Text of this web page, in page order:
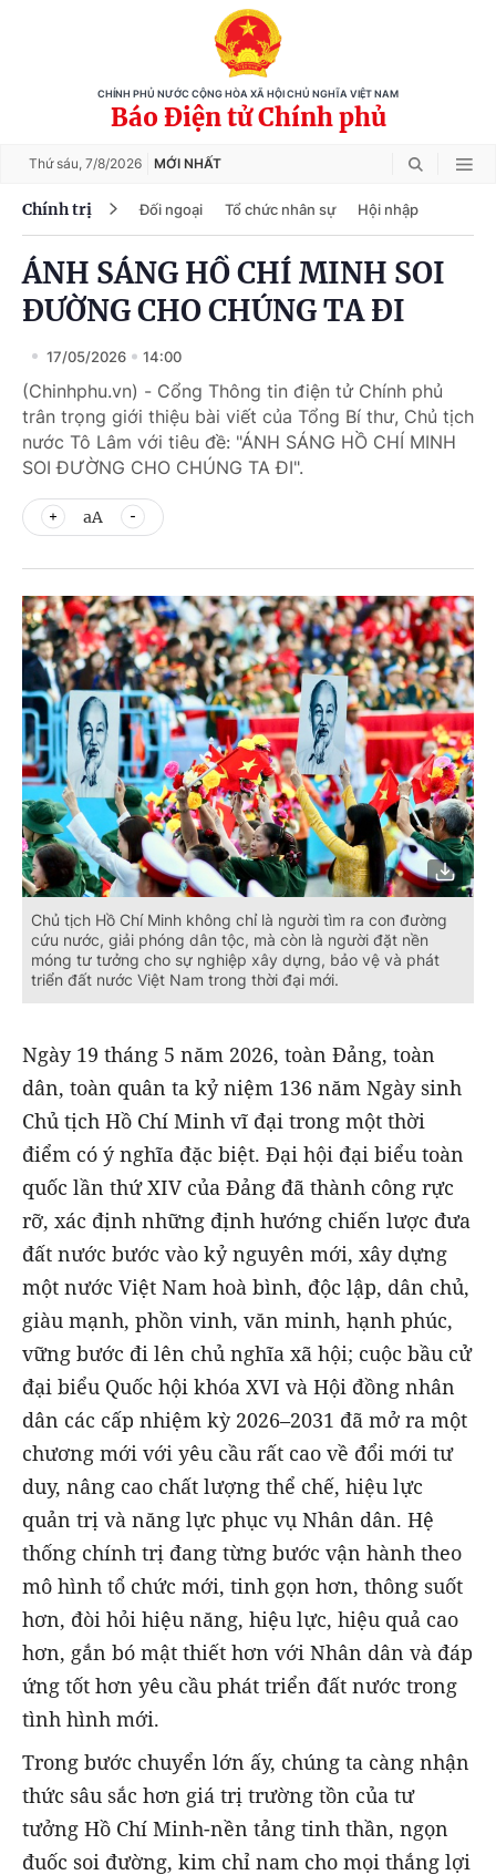
CHÍNH PHỦ NƯỚC CỘNG HÒA XÃ HỘI CHỦ NGHĨA VIỆT NAM
Báo Điện tử Chính phủ
Thứ sáu, 7/8/2026 MỚI NHẤT
Chính trị Đối ngoại Tổ chức nhân sự Hội nhập
ÁNH SÁNG HỒ CHÍ MINH SOI
ĐƯỜNG CHO CHÚNG TA ĐI
17/05/2026 14:00
(Chinhphu.vn) - Cổng Thông tin điện tử Chính phủ
trân trọng giới thiệu bài viết của Tổng Bí thư, Chủ tịch
nước Tô Lâm với tiêu đề: "ÁNH SÁNG HỒ CHÍ MINH
SOI ĐƯỜNG CHO CHÚNG TA ĐI".
aA
Chủ tịch Hồ Chí Minh không chỉ là người tìm ra con đường
cứu nước, giải phóng dân tộc, mà còn là người đặt nền
móng tư tưởng cho sự nghiệp xây dựng, bảo vệ và phát
triển đất nước Việt Nam trong thời đại mới.
Ngày 19 tháng 5 năm 2026, toàn Đảng, toàn
dân, toàn quân ta kỷ niệm 136 năm Ngày sinh
Chủ tịch Hồ Chí Minh vĩ đại trong một thời
điểm có ý nghĩa đặc biệt. Đại hội đại biểu toàn
quốc lần thứ XIV của Đảng đã thành công rực
rỡ, xác định những định hướng chiến lược đưa
đất nước bước vào kỷ nguyên mới, xây dựng
một nước Việt Nam hoà bình, độc lập, dân chủ,
giàu mạnh, phồn vinh, văn minh, hạnh phúc,
vững bước đi lên chủ nghĩa xã hội; cuộc bầu cử
đại biểu Quốc hội khóa XVI và Hội đồng nhân
dân các cấp nhiệm kỳ 2026–2031 đã mở ra một
chương mới với yêu cầu rất cao về đổi mới tư
duy, nâng cao chất lượng thể chế, hiệu lực
quản trị và năng lực phục vụ Nhân dân. Hệ
thống chính trị đang từng bước vận hành theo
mô hình tổ chức mới, tinh gọn hơn, thông suốt
hơn, đòi hỏi hiệu năng, hiệu lực, hiệu quả cao
hơn, gắn bó mật thiết hơn với Nhân dân và đáp
ứng tốt hơn yêu cầu phát triển đất nước trong
tình hình mới.
Trong bước chuyển lớn ấy, chúng ta càng nhận
thức sâu sắc hơn giá trị trường tồn của tư
tưởng Hồ Chí Minh-nền tảng tinh thần, ngọn
đuốc soi đường, kim chỉ nam cho mọi thắng lợi